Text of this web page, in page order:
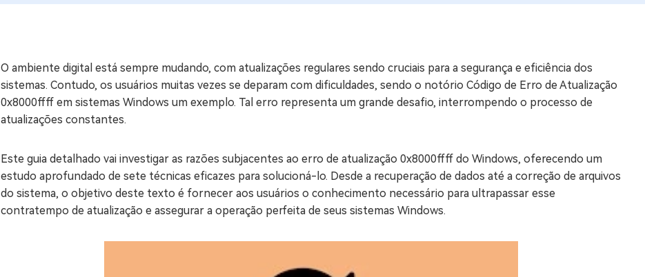
Windows Boot Genius
Corrigir Problemas de Windows em Minutos
Windows 11 Upgrade Checker
Verificador de Atualização do Windows 11 Grátis
O ambiente digital está sempre mudando, com atualizações regulares sendo cruciais para a segurança e eficiência dos
sistemas. Contudo, os usuários muitas vezes se deparam com dificuldades, sendo o notório Código de Erro de Atualização
0x8000ffff em sistemas Windows um exemplo. Tal erro representa um grande desafio, interrompendo o processo de
atualizações constantes.
Este guia detalhado vai investigar as razões subjacentes ao erro de atualização 0x8000ffff do Windows, oferecendo um
estudo aprofundado de sete técnicas eficazes para solucioná-lo. Desde a recuperação de dados até a correção de arquivos
do sistema, o objetivo deste texto é fornecer aos usuários o conhecimento necessário para ultrapassar esse
contratempo de atualização e assegurar a operação perfeita de seus sistemas Windows.